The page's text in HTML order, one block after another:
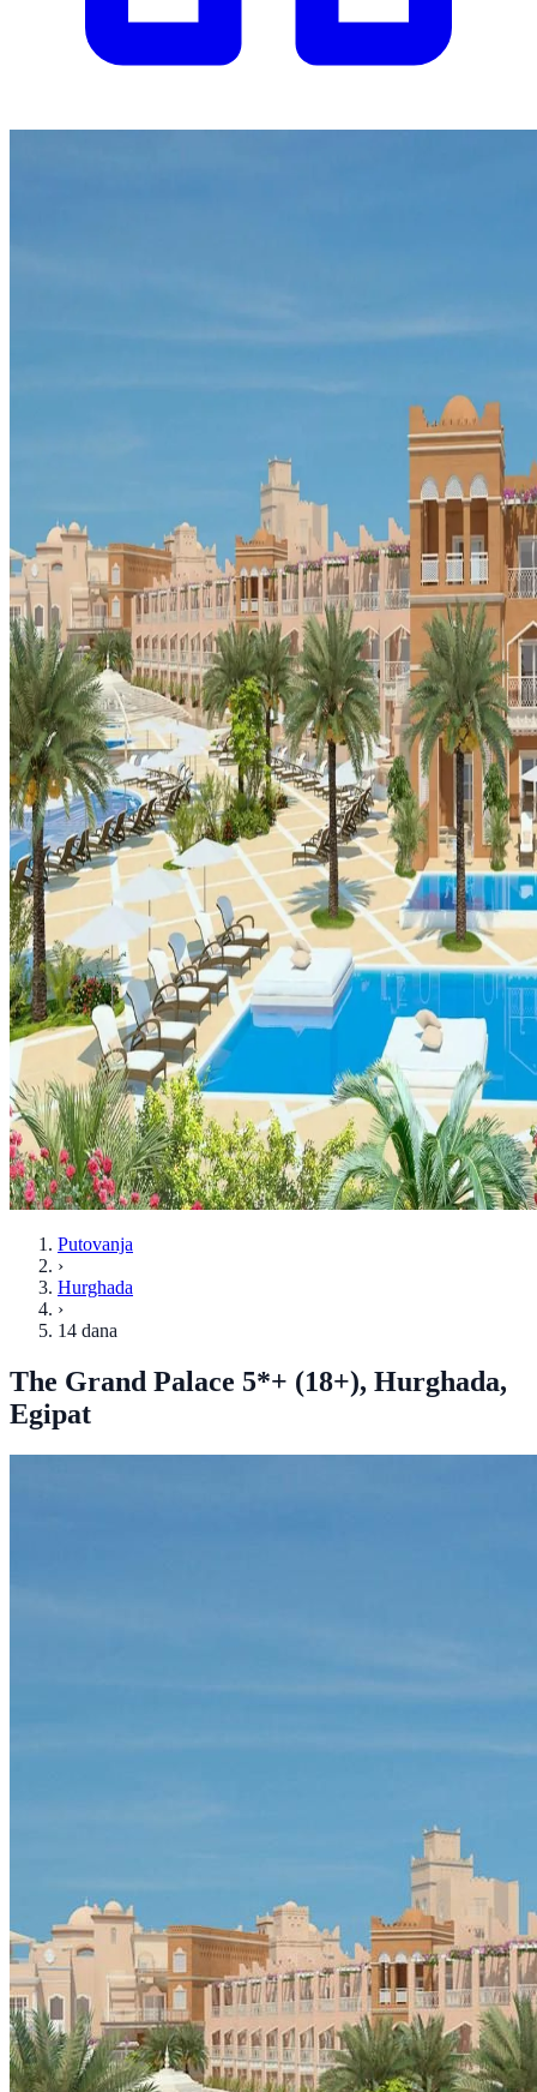
Putovanja
›
Hurghada
›
14 dana
The Grand Palace 5*+ (18+), Hurghada,
Egipat